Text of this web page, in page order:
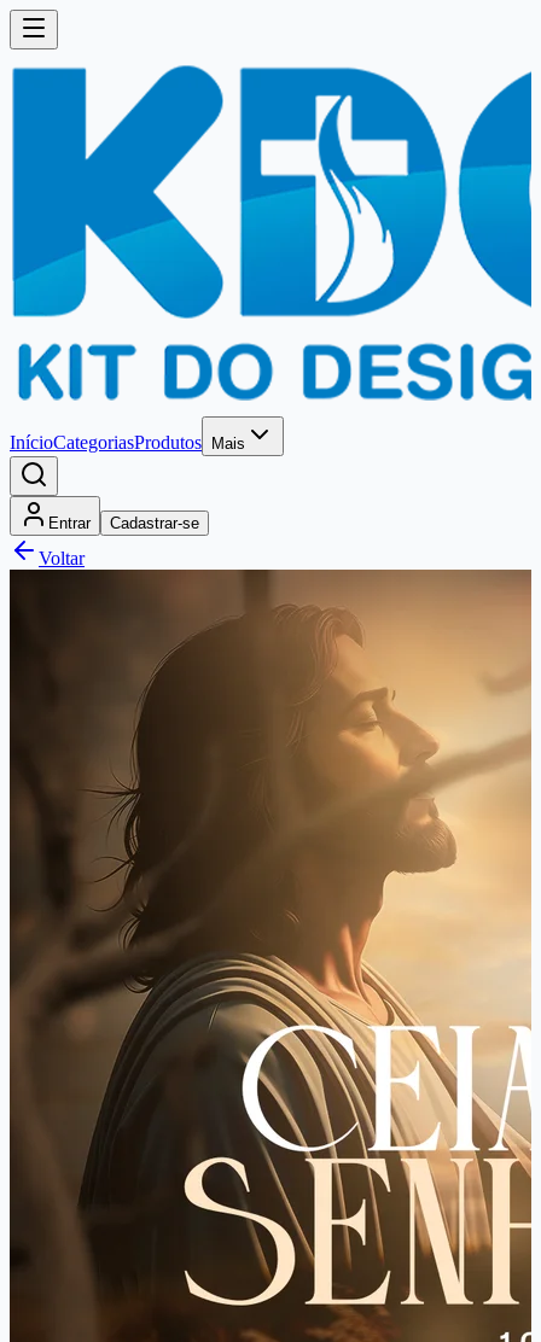
InícioCategoriasProdutos Mais
Entrar Cadastrar-se
Voltar